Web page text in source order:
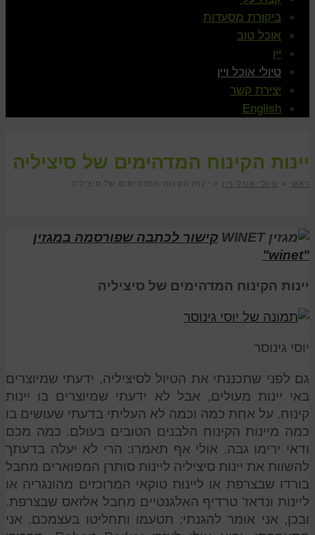
ביקורת מסעדות
אוכל טוב
יין
טיולי אוכל ויין
יצירת קשר
English
יינות הקינוח המדהימים של סיציליה
ראשי » טיולי אוכל ויין » יינות הקינוח המדהימים של סיציליה
קישור לכתבה שפורסמה במגזין
"winet"
יינות הקינוח המדהימים של סיציליה
יוסי גינוסר
גם לפני שתכננתי את הטיול לסיציליה, ידעתי שמיוצרים
באי יינות מעולים, אבל לא ידעתי שמיוצרים בו יינות
קינוח. על אחת כמה וכמה לא העליתי בדעתי שעושים בו
כמה מיינות הקינוח הלבנים הטובים בעולם. כמה מכם
ודאי ירימו גבה. אולי אף תאמרו: הרי לא יעלה בדעתך
להשוות את יינות סיציליה ליינות סותרן המפוארים מחבל
בורדו שבצרפת או ליינות טוקאי המרוכזים מהונגריה או
ליינות ונדאז' טרדיף האלגנטיים מחבל אלזאס שבצרפת.
ובכן, אני אומר להגנתי: תטעמו ותחליטו בעצמכם. אני